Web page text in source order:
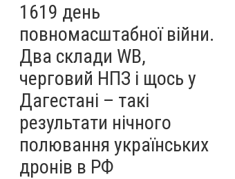
1619 день
повномасштабної війни.
Два склади WB,
черговий НПЗ і щось у
Дагестані – такі
результати нічного
полювання українських
дронів в РФ